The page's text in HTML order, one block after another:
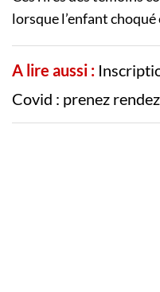
lorsque l’enfant
A lire aussi :
Covid : prenez